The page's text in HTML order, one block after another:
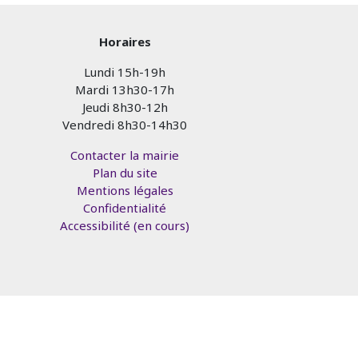
Horaires
Lundi 15h-19h
Mardi 13h30-17h
Jeudi 8h30-12h
Vendredi 8h30-14h30
Contacter la mairie
Plan du site
Mentions légales
Confidentialité
Accessibilité (en cours)